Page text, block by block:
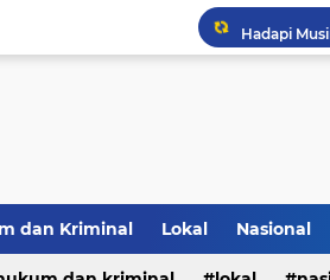
Hadapi
Selamar
dan Kriminal Lokal Nasional